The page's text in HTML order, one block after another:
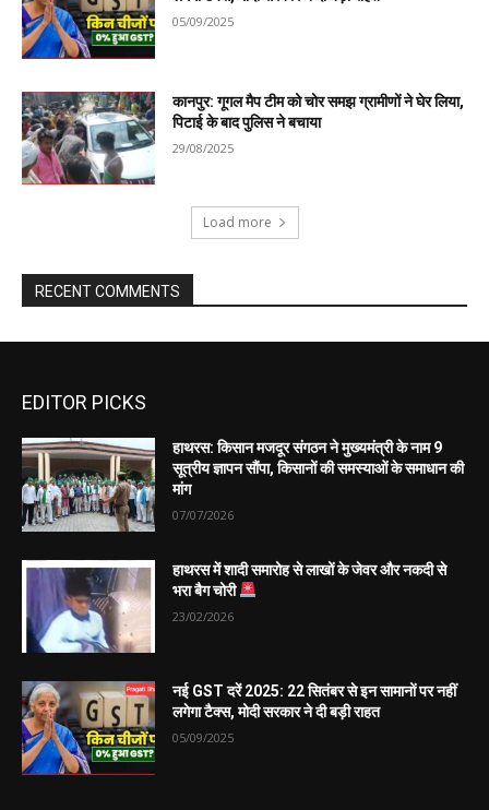
EDITOR PICKS
हाथरस: किसान मजदूर संगठन ने मुख्यमंत्री के नाम 9
सूत्रीय ज्ञापन सौंपा, किसानों की समस्याओं के समाधान की
मांग
07/07/2026
हाथरस में शादी समारोह से लाखों के जेवर और नकदी से
भरा बैग चोरी
23/02/2026
नई GST दरें 2025: 22 सितंबर से इन सामानों पर नहीं
लगेगा टैक्स, मोदी सरकार ने दी बड़ी राहत
05/09/2025